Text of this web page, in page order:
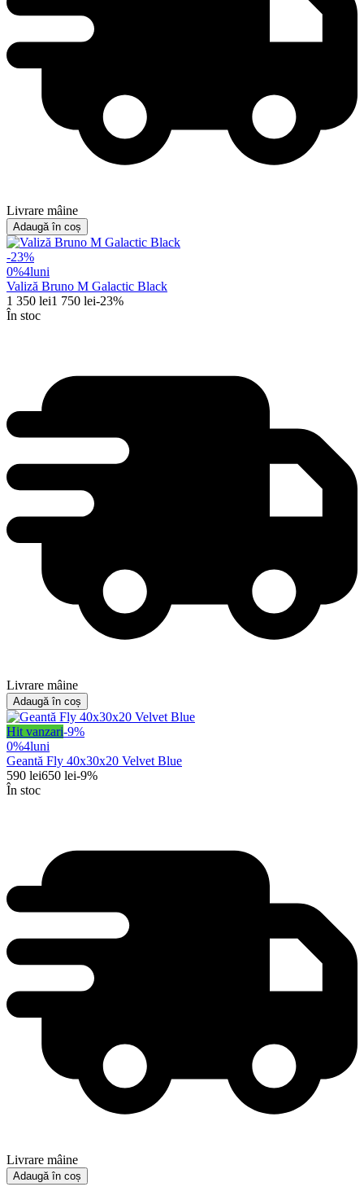
Livrare mâine
Adaugă în coș
-23%
0%4luni
Valiză Bruno M Galactic Black
1 350 lei1 750 lei-23%
În stoc
Livrare mâine
Adaugă în coș
Hit vanzari-9%
0%4luni
Geantă Fly 40x30x20 Velvet Blue
590 lei650 lei-9%
În stoc
Livrare mâine
Adaugă în coș